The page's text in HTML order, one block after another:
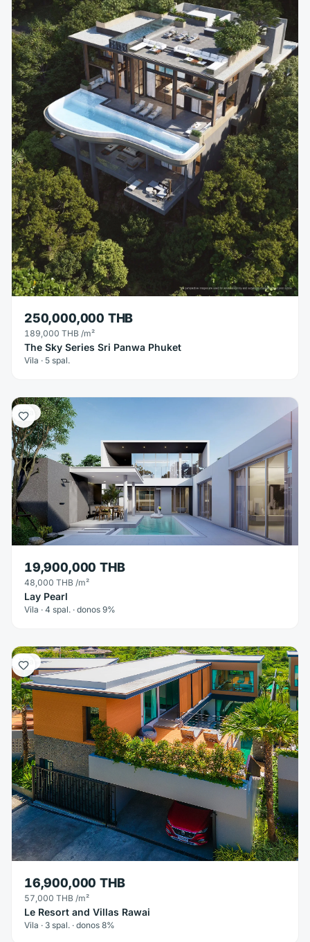
250,000,000 THB
189,000 THB /m²
The Sky Series Sri Panwa Phuket
Vila · 5 spal.
Vila
19,900,000 THB
48,000 THB /m²
Lay Pearl
Vila · 4 spal. · donos 9%
Vila
16,900,000 THB
57,000 THB /m²
Le Resort and Villas Rawai
Vila · 3 spal. · donos 8%